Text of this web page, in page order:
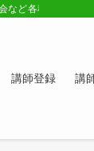
ど各種講師の
講師登録 講